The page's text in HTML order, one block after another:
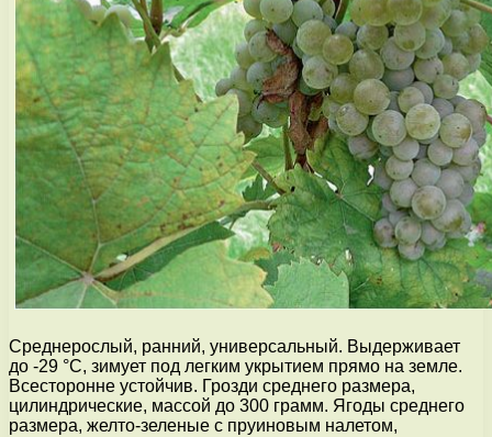
Среднерослый, ранний, универсальный. Выдерживает
до -29 °С, зимует под легким укрытием прямо на земле.
Всесторонне устойчив. Грозди среднего размера,
цилиндрические, массой до 300 грамм. Ягоды среднего
размера, желто-зеленые с пруиновым налетом,